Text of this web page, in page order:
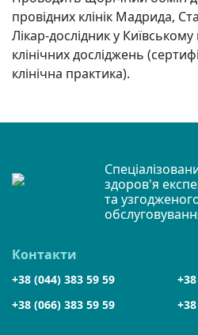
провідних клінік Мадрида,
Лікар-дослідник у
клінічних досліджень
клінічна практика).
здоров'я
та
Контакти
+38 (044) 383 59 59
+38 (066) 383 59 59